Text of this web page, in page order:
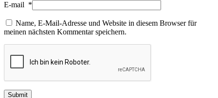
E-mail *
Name, E-Mail-Adresse und Website in diesem Browser für
meinen nächsten Kommentar speichern.